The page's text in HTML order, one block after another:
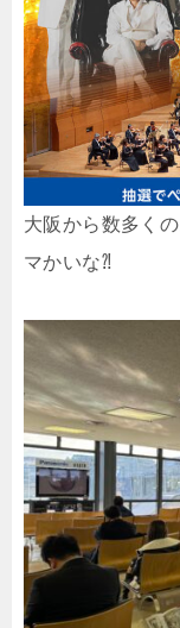
大阪から数多く
マかいな⁈